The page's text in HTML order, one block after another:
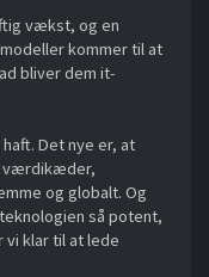
vækst, og en
kommer til at
bliver dem it-
Det nye er, at
værdikæder,
og globalt. Og
så potent,
vi klar til at lede